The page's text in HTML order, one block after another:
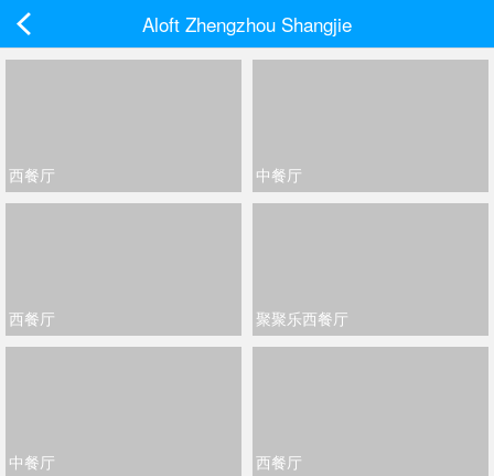
Aloft Zhengzhou Shangjie
西餐厅 中餐厅
西餐厅 聚聚乐西餐厅
中餐厅 西餐厅